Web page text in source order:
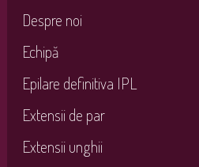
Despre noi
Echipă
Epilare definitiva IPL
Extensii de par
Extensii unghii